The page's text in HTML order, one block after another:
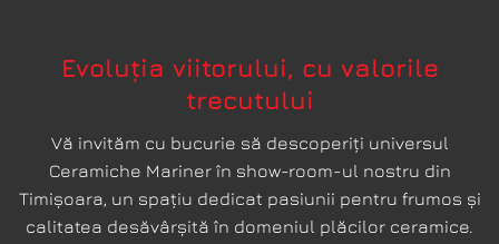
Evoluția viitorului, cu valorile
trecutului
Vă invităm cu bucurie să descoperiți universul
Ceramiche Mariner în show-room-ul nostru din
Timișoara, un spațiu dedicat pasiunii pentru frumos și
calitatea desăvârșită în domeniul plăcilor ceramice.